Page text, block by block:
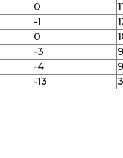
0
-1
0
-3
-4
-13